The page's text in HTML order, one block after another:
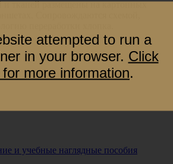
и тканей размещены на картонных
и учебные наглядные пособия
attempted to run a
in your browser. Click
for more information.